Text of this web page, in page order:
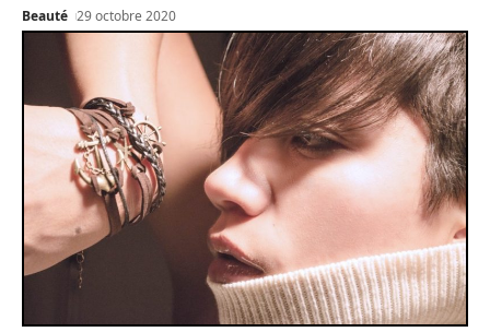
Beauté 29 octobre 2020